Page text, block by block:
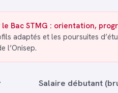
Bac STMG : orientation,
adaptés et les poursuites
l’Onisep.
Salaire débutant